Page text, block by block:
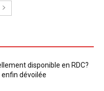
disponible en RDC?
dévoilée